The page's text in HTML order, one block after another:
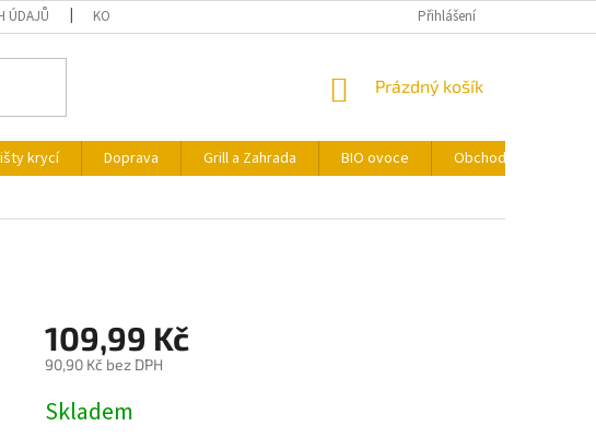
ÚDAJŮ KONTAKTY FORMULÁŘ PRO ODSTOUPENÍ OD SMLOUVY
Přihlášení
NÁKUPNÍ
Prázdný košík
krycí Doprava Grill a Zahrada BIO ovoce
Obchodní podmínky
109,99 Kč
90,90 Kč bez DPH
cena:
Skladem